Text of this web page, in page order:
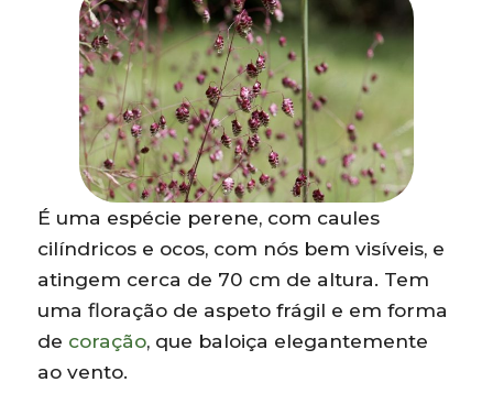
É uma espécie perene, com caules
cilíndricos e ocos, com nós bem visíveis, e
atingem cerca de 70 cm de altura. Tem
uma floração de aspeto frágil e em forma
de coração, que baloiça elegantemente
ao vento.